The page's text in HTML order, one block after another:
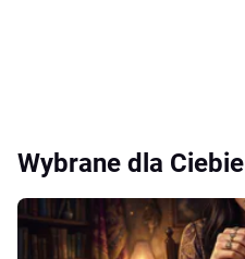
Wybrane dla Ciebie